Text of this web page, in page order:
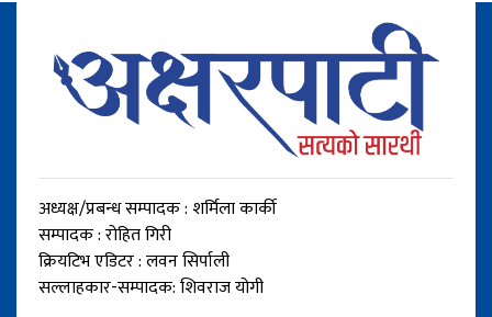
अध्यक्ष/प्रबन्ध सम्पादक : शर्मिला कार्की
सम्पादक : रोहित गिरी
क्रियटिभ एडिटर : लवन सिर्पाली
सल्लाहकार-सम्पादक: शिवराज योगी